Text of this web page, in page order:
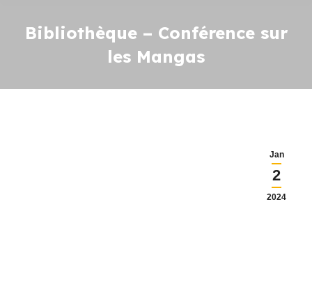
Bibliothèque – Conférence sur
les Mangas
Jan
2
2024